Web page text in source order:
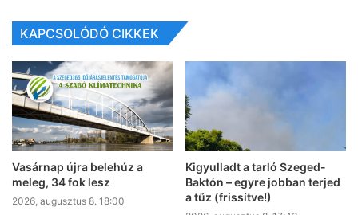
KAPCSOLÓDÓ CIKKEK
Vasárnap újra belehúz a
meleg, 34 fok lesz
2026, augusztus 8. 18:00
Kigyulladt a tarló Szeged-
Baktón – egyre jobban terjed
a tűz (frissítve!)